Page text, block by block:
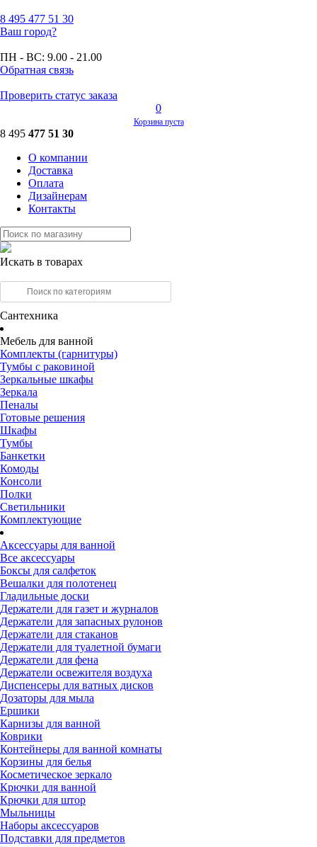
8 495 477 51 30
Ваш город?
ПН - ВС: 9.00 - 21.00
Обратная связь
Проверить статус заказа
0
Корзина пуста
8 495 477 51 30
О компании
Доставка
Оплата
Дизайнерам
Контакты
Искать в товарах
Сантехника
Мебель для ванной
Комплекты (гарнитуры)
Тумбы с раковиной
Зеркальные шкафы
Зеркала
Пеналы
Готовые решения
Шкафы
Тумбы
Банкетки
Комоды
Консоли
Полки
Светильники
Комплектующие
Аксессуары для ванной
Все аксессуары
Боксы для салфеток
Вешалки для полотенец
Гладильные доски
Держатели для газет и журналов
Держатели для запасных рулонов
Держатели для стаканов
Держатели для туалетной бумаги
Держатели для фена
Держатели освежителя воздуха
Диспенсеры для ватных дисков
Дозаторы для мыла
Ершики
Карнизы для ванной
Коврики
Контейнеры для ванной комнаты
Корзины для белья
Косметическое зеркало
Крючки для ванной
Крючки для штор
Мыльницы
Наборы аксессуаров
Подставки для предметов